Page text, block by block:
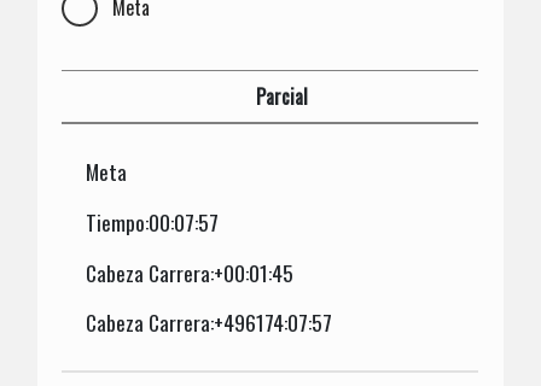
Meta
Parcial
Meta
Tiempo:00:07:57
Cabeza Carrera:+00:01:45
Cabeza Carrera:+496174:07:57